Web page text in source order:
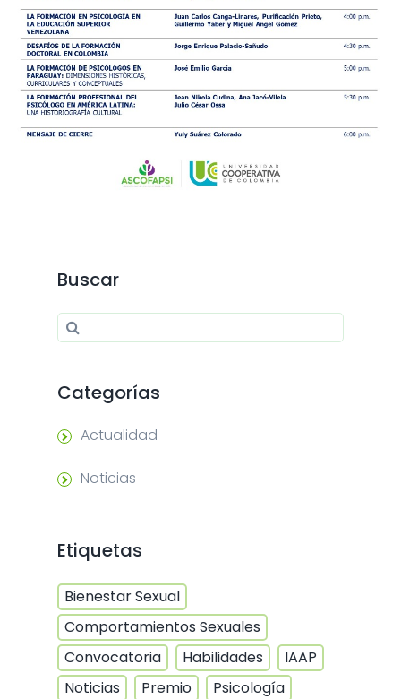
Buscar
Search for:
Categorías
Actualidad
Noticias
Etiquetas
Bienestar Sexual
Comportamientos Sexuales
Convocatoria
Habilidades
IAAP
Noticias
Premio
Psicología